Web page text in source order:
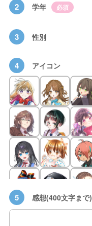
2 学年 必須
3 性別
4 アイコン
5 感想(400文字まで)